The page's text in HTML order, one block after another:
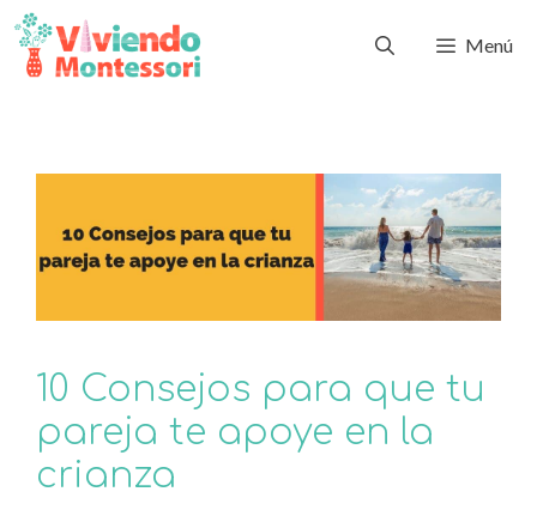
Menú
10 Consejos para que tu
pareja te apoye en la
crianza